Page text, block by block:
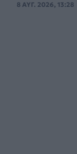
8 ΑΥΓ. 2026, 13:28